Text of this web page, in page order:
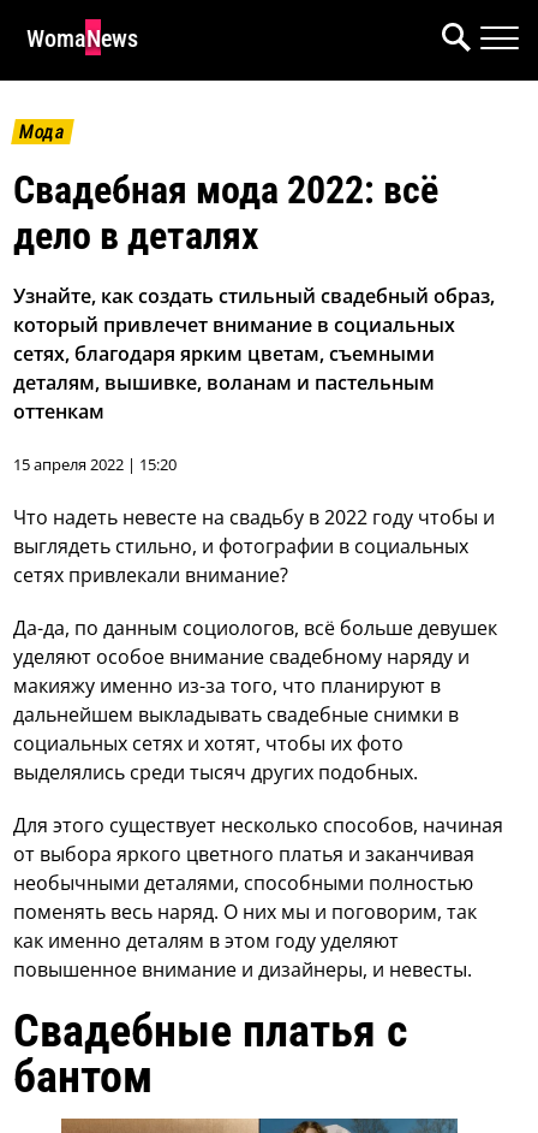
WomaNews
Мода
Свадебная мода 2022: всё
дело в деталях
Узнайте, как создать стильный свадебный образ,
который привлечет внимание в социальных
сетях, благодаря ярким цветам, съемными
деталям, вышивке, воланам и пастельным
оттенкам
15 апреля 2022 | 15:20
Что надеть невесте на свадьбу в 2022 году чтобы и
выглядеть стильно, и фотографии в социальных
сетях привлекали внимание?
Да-да, по данным социологов, всё больше девушек
уделяют особое внимание свадебному наряду и
макияжу именно из-за того, что планируют в
дальнейшем выкладывать свадебные снимки в
социальных сетях и хотят, чтобы их фото
выделялись среди тысяч других подобных.
Для этого существует несколько способов, начиная
от выбора яркого цветного платья и заканчивая
необычными деталями, способными полностью
поменять весь наряд. О них мы и поговорим, так
как именно деталям в этом году уделяют
повышенное внимание и дизайнеры, и невесты.
Свадебные платья с
бантом